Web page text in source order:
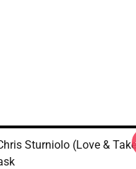
Sturniolo (Love &